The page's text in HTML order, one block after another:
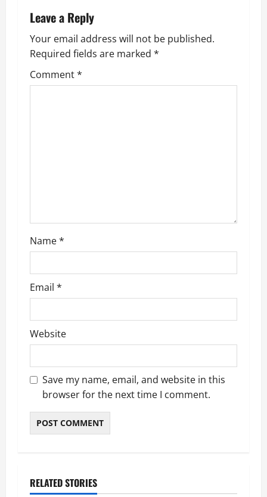
a
v
i
g
Leave a Reply
Your email address will not be published.
Required fields are marked *
Comment*
Name*
Email *
Website
Save my name, email, and website in this
browser for the next time I comment.
RELATED STORIES